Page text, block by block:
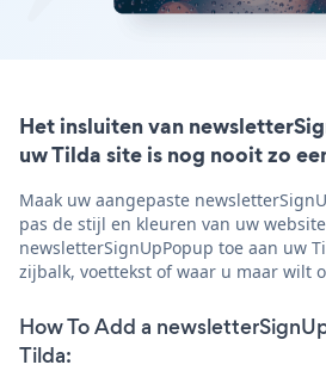
Het insluiten van
uw Tilda site is nog nooit zo
Maak uw aangepaste
pas de stijl en kleuren van uw
newsletterSignUpPopup toe aan uw
zijbalk, voettekst of waar u maar wilt
How To Add a
Tilda: